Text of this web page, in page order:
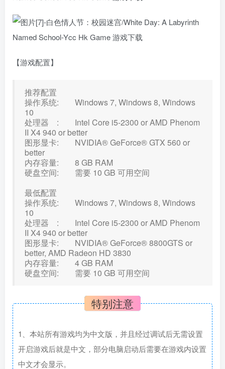
【游戏配置】
推荐配置
操作系统: Windows 7, Windows 8, Windows
10
处理器 : Intel Core i5-2300 or AMD Phenom
II X4 940 or better
图形显卡: NVIDIA® GeForce® GTX 560 or
better
内存容量: 8 GB RAM
硬盘空间: 需要 10 GB 可用空间
最低配置
操作系统: Windows 7, Windows 8, Windows
10
处理器 : Intel Core i5-2300 or AMD Phenom
II X4 940 or better
图形显卡: NVIDIA® GeForce® 8800GTS or
better, AMD Radeon HD 3830
内存容量: 4 GB RAM
硬盘空间: 需要 10 GB 可用空间
特别注意
1、本站所有游戏均为中文版，并且经过调试后无需设置
开启游戏后就是中文，部分电脑启动后需要在游戏内设置
中文才会显示。